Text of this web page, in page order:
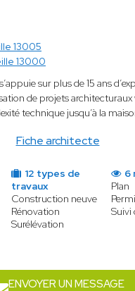
Fiche architecte
13005
13000
s’appuie sur plus de 15 ans
de projets architecturaux
technique jusqu’à la
12 types de
travaux
Construction neuve
Rénovation
Surélévation
6
Plan
Suivi
ENVOYER UN MESSAGE